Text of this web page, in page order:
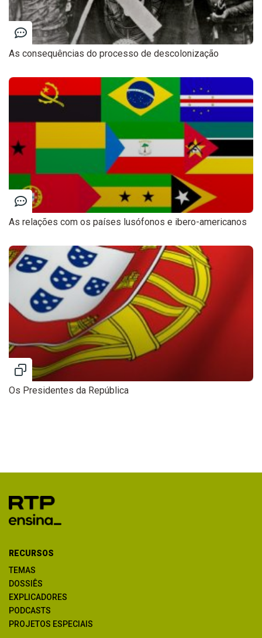
As consequências do processo de descolonização
As relações com os países lusófonos e ibero-americanos
Os Presidentes da República
RECURSOS
TEMAS
DOSSIÊS
EXPLICADORES
PODCASTS
PROJETOS ESPECIAIS